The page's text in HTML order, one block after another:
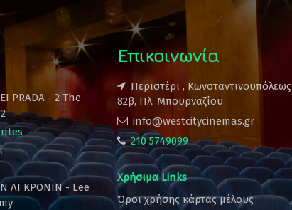
PRADA - 2 The
ΛΙ ΚΡΟΝΙΝ - Lee
Επικοινωνία
Περιστέρι , Κωνσταντινουπόλεως
82β, Πλ. Μπουρναζίου
info@westcitycinemas.gr
210 5749099
Χρήσιμα Links
Όροι χρήσης κάρτας μέλους